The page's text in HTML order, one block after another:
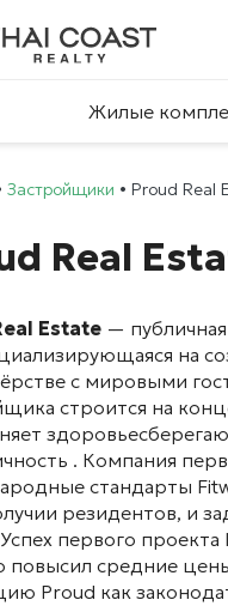
Жилые
Застройщики • Proud Real
Real
Estate —
на
с мировыми
строится на
. Компания
стандарты
резидентов, и
первого
повысил средние
Proud как